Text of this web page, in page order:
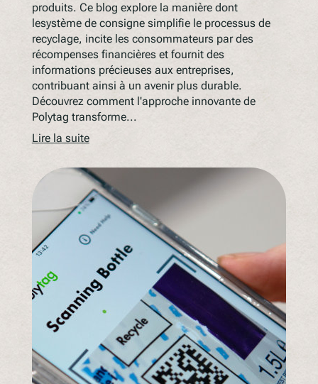
produits. Ce blog explore la manière dont
lesystème de consigne simplifie le processus de
recyclage, incite les consommateurs par des
récompenses financières et fournit des
informations précieuses aux entreprises,
contribuant ainsi à un avenir plus durable.
Découvrez comment l'approche innovante de
Polytag transforme...
Lire la suite